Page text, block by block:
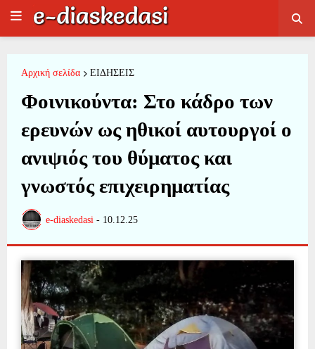
Αρχική σελίδα ΕΙΔΗΣΕΙΣ
Φοινικούντα: Στο κάδρο των
ερευνών ως ηθικοί αυτουργοί ο
ανιψιός του θύματος και
γνωστός επιχειρηματίας
e-diaskedasi - 10.12.25